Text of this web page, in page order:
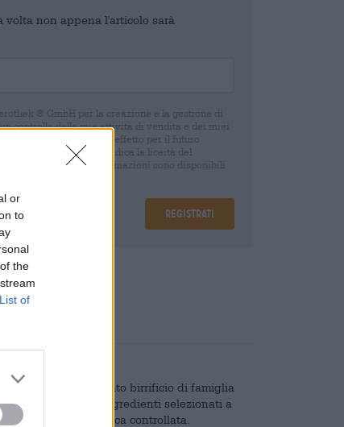
or
to
the
of
non appena l'articolo sarà
® GmbH per la creazione e la gestione di
controllo delle mie attività di vendita e dei miei
qualsiasi momento con effetto per il futuro
consenso non pregiudica la liceità del
revoca. Ulteriori informazioni sono disponibili
Registrati
€ 0,15
Il pluripremiato birrificio di famiglia
realizzate con ingredienti selezionati a
agricoltura biologica controllata.